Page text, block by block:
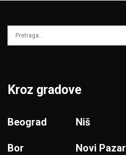
Kroz gradove
Beograd
Bor
Niš
Novi Pazar